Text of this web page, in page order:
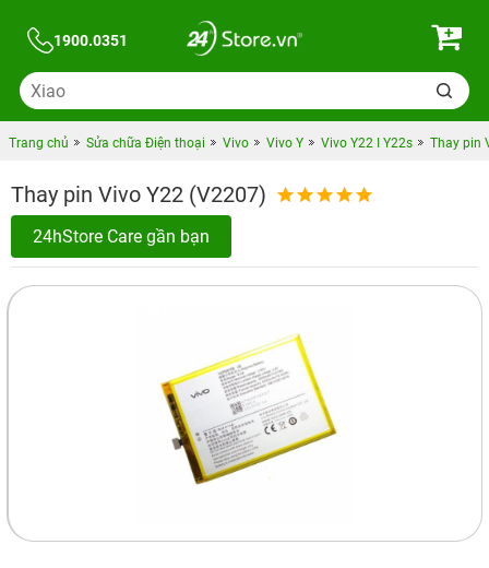
1900.0351
Trang chủ Sửa chữa Điện thoại Vivo Vivo Y Vivo Y22 I Y22s Thay pin
Thay pin Vivo Y22 (V2207)
24hStore Care gần bạn